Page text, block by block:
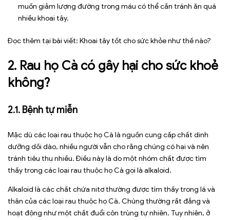
muốn giảm lượng đường trong máu có thể cần tránh ăn quá
nhiều khoai tây.
Đọc thêm tại bài viết: Khoai tây tốt cho sức khỏe như thế nào?
2. Rau họ Cà có gây hại cho sức khoẻ
không?
2.1. Bệnh tự miễn
Mặc dù các loại rau thuộc họ Cà là nguồn cung cấp chất dinh
dưỡng dồi dào, nhiều người vẫn cho rằng chúng có hại và nên
tránh tiêu thụ nhiều. Điều này là do một nhóm chất được tìm
thấy trong các loại rau thuộc họ Cà gọi là alkaloid.
Alkaloid là các chất chứa nitơ thường được tìm thấy trong lá và
thân của các loại rau thuộc họ Cà. Chúng thường rất đắng và
hoạt động như một chất đuổi côn trùng tự nhiên. Tuy nhiên, ở